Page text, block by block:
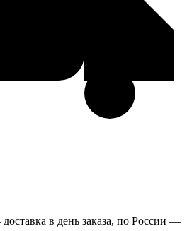
в день заказа, по России —